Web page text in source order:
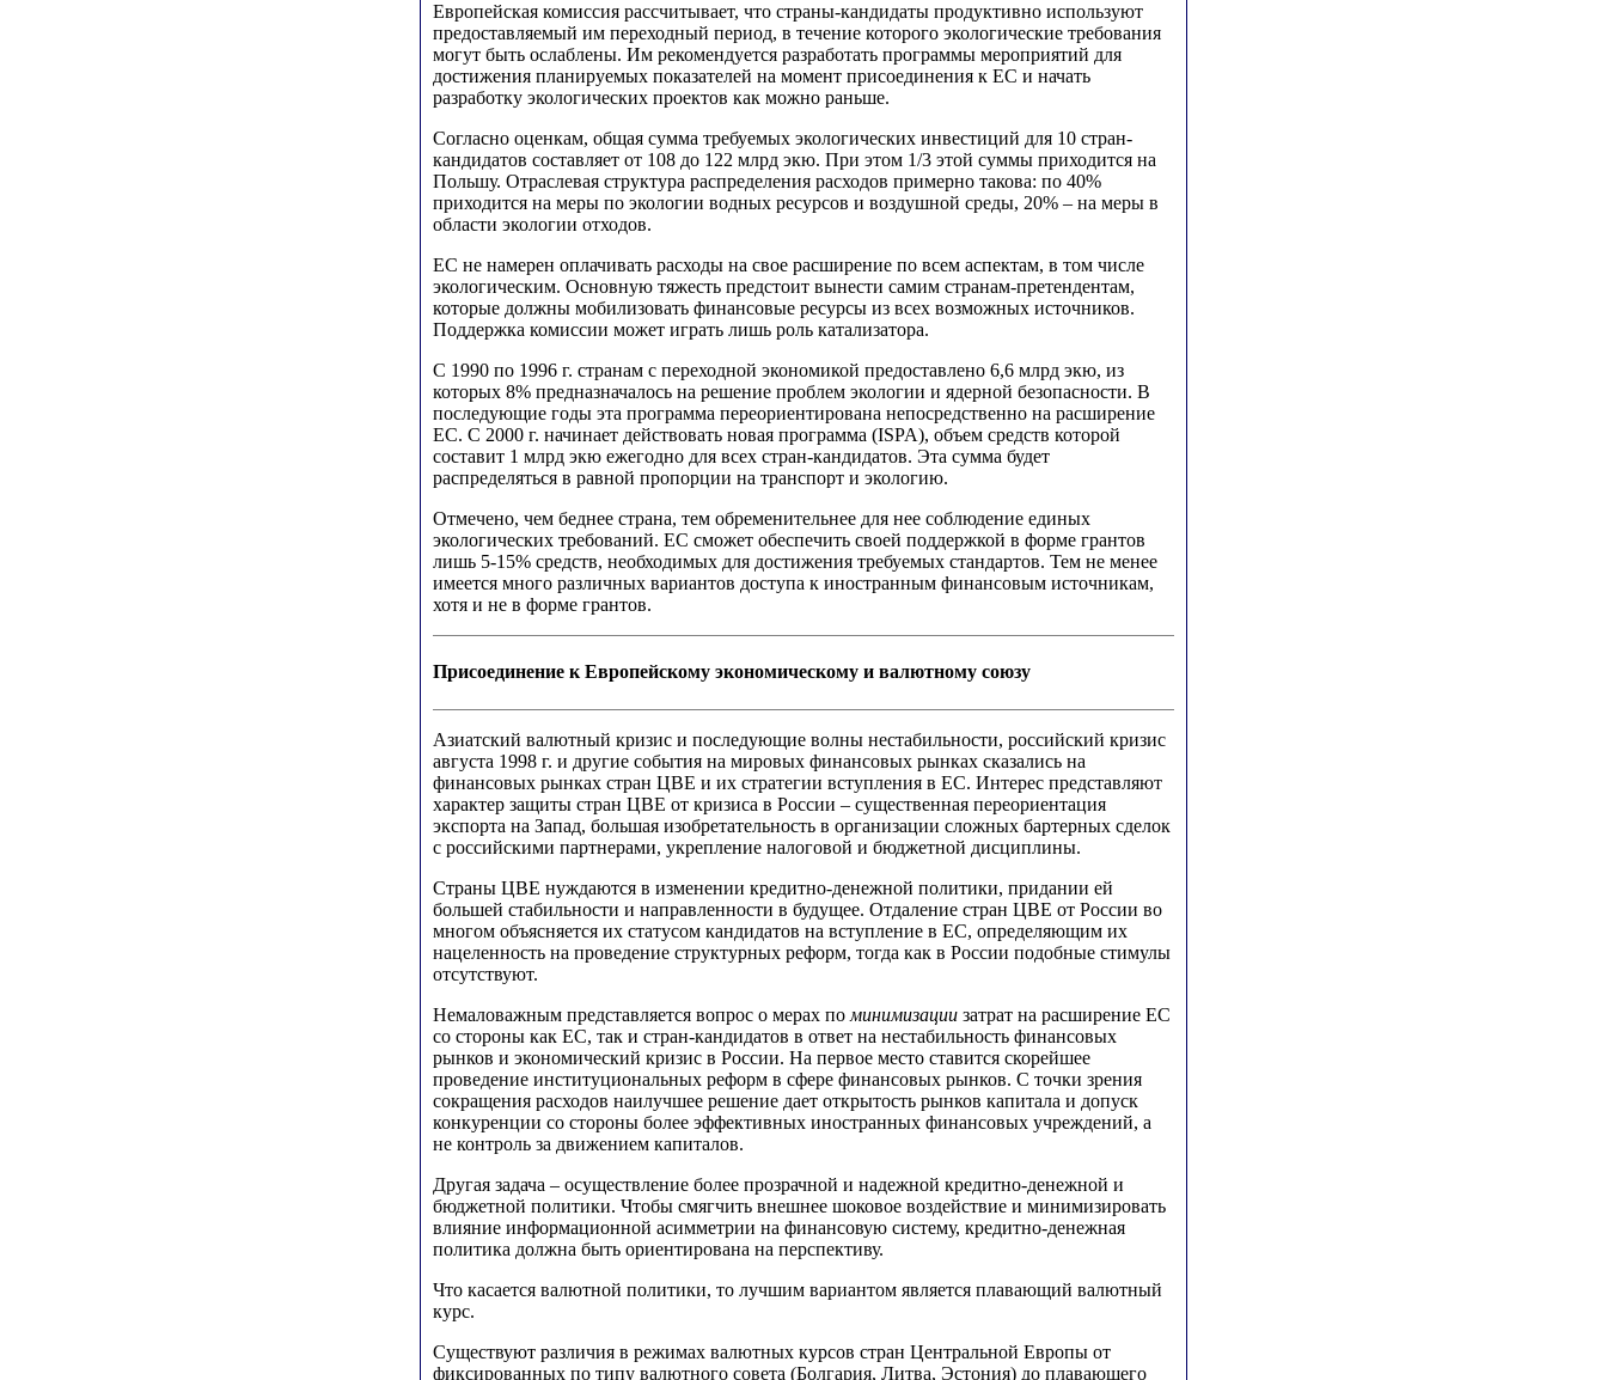
Европейская комиссия рассчитывает, что страны-кандидаты продуктивно используют
предоставляемый им переходный период, в течение которого экологические требования
могут быть ослаблены. Им рекомендуется разработать программы мероприятий для
достижения планируемых показателей на момент присоединения к ЕС и начать
разработку экологических проектов как можно раньше.
Согласно оценкам, общая сумма требуемых экологических инвестиций для 10 стран-
кандидатов составляет от 108 до 122 млрд экю. При этом 1/3 этой суммы приходится на
Польшу. Отраслевая структура распределения расходов примерно такова: по 40%
приходится на меры по экологии водных ресурсов и воздушной среды, 20% – на меры в
области экологии отходов.
ЕС не намерен оплачивать расходы на свое расширение по всем аспектам, в том числе
экологическим. Основную тяжесть предстоит вынести самим странам-претендентам,
которые должны мобилизовать финансовые ресурсы из всех возможных источников.
Поддержка комиссии может играть лишь роль катализатора.
C 1990 по 1996 г. странам с переходной экономикой предоставлено 6,6 млрд экю, из
которых 8% предназначалось на решение проблем экологии и ядерной безопасности. В
последующие годы эта программа переориентирована непосредственно на расширение
ЕС. С 2000 г. начинает действовать новая программа (ISPA), объем средств которой
составит 1 млрд экю ежегодно для всех стран-кандидатов. Эта сумма будет
распределяться в равной пропорции на транспорт и экологию.
Отмечено, чем беднее страна, тем обременительнее для нее соблюдение единых
экологических требований. ЕС сможет обеспечить своей поддержкой в форме грантов
лишь 5-15% средств, необходимых для достижения требуемых стандартов. Тем не менее
имеется много различных вариантов доступа к иностранным финансовым источникам,
хотя и не в форме грантов.
Присоединение к Европейскому экономическому и валютному союзу
Азиатский валютный кризис и последующие волны нестабильности, российский кризис
августа 1998 г. и другие события на мировых финансовых рынках сказались на
финансовых рынках стран ЦВЕ и их стратегии вступления в ЕС. Интерес представляют
характер защиты стран ЦВЕ от кризиса в России – существенная переориентация
экспорта на Запад, большая изобретательность в организации сложных бартерных сделок
с российскими партнерами, укрепление налоговой и бюджетной дисциплины.
Страны ЦВЕ нуждаются в изменении кредитно-денежной политики, придании ей
большей стабильности и направленности в будущее. Отдаление стран ЦВЕ от России во
многом объясняется их статусом кандидатов на вступление в ЕС, определяющим их
нацеленность на проведение структурных реформ, тогда как в России подобные стимулы
отсутствуют.
Немаловажным представляется вопрос о мерах по минимизации затрат на расширение ЕС
со стороны как ЕС, так и стран-кандидатов в ответ на нестабильность финансовых
рынков и экономический кризис в России. На первое место ставится скорейшее
проведение институциональных реформ в сфере финансовых рынков. С точки зрения
сокращения расходов наилучшее решение дает открытость рынков капитала и допуск
конкуренции со стороны более эффективных иностранных финансовых учреждений, а
не контроль за движением капиталов.
Другая задача – осуществление более прозрачной и надежной кредитно-денежной и
бюджетной политики. Чтобы смягчить внешнее шоковое воздействие и минимизировать
влияние информационной асимметрии на финансовую систему, кредитно-денежная
политика должна быть ориентирована на перспективу.
Что касается валютной политики, то лучшим вариантом является плавающий валютный
курс.
Существуют различия в режимах валютных курсов стран Центральной Европы от
фиксированных по типу валютного совета (Болгария, Литва, Эстония) до плавающего